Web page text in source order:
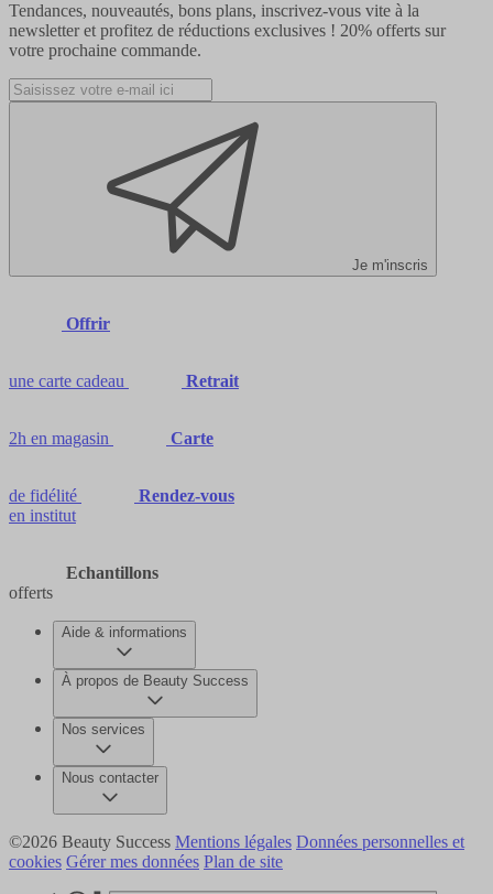
Tendances, nouveautés, bons plans, inscrivez-vous vite à la
newsletter et profitez de réductions exclusives ! 20% offerts sur
votre prochaine commande.
Je m'inscris
Offrir
une carte cadeau Retrait
2h en magasin Carte
de fidélité
Rendez-vous
en institut
Echantillons
offerts
Aide & informations
À propos de Beauty Success
Nos services
Nous contacter
©2026 Beauty Success Mentions légales Données personnelles et
cookies Gérer mes données Plan de site